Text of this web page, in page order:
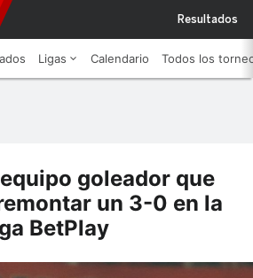
Resultados
Ligas Calendario Todos los
goleador que
un 3-0 en la
BetPlay